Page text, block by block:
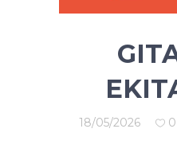
18/05/2026 0